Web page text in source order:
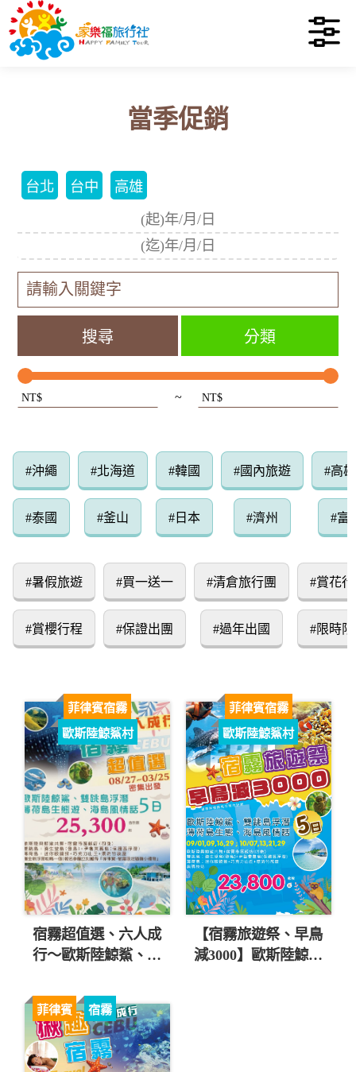
當季促銷
台北 台中 高雄
分類
NT$ ~ NT$
#沖繩
#泰國
#北海道
#釜山
#韓國
#日本
#國內旅遊
#濟州
#高
#富
#暑假旅遊
#賞櫻行程
#買一送一
#保證出團
#清倉旅行團
#過年出國
#賞花
#限時
菲律賓宿霧
歐斯陸鯨鯊村
宿霧超值選、六人成
行～歐斯陸鯨鯊、雙
日 直售25,300起 💎
菲律賓宿霧
歐斯陸鯨鯊村
【宿霧旅遊祭、早鳥
減3000】歐斯陸鯨
菲律賓 宿霧